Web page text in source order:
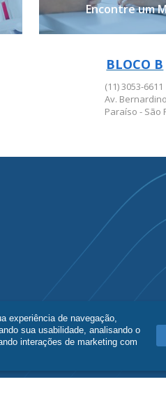
Encontre um
BLOCO B
(11) 3053-6611
Av.
Paraíso - São
experiência de navegação,
sua usabilidade, analisando o
interações de marketing com